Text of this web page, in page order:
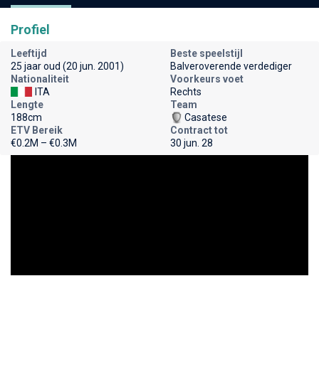
Profiel
Leeftijd
25 jaar oud (20 jun. 2001)
Beste speelstijl
Balveroverende verdediger
Nationaliteit
ITA
Voorkeurs voet
Rechts
Lengte
188cm
Team
Casatese
ETV Bereik
€0.2M – €0.3M
Contract tot
30 jun. 28